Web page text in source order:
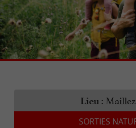
Lieu :
SORTIES